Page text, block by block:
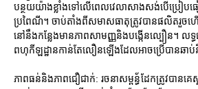
បន្ថយយ៉ាងខ្លាំងទៅលើពេលវេលាសាងសង់បើប្រៀប
ប្រពៃណី។ ចាប់តាំងពីសមាសធាតុត្រូវបានផលិតរួចហើ
នៅនឹងកន្លែងមានភាពសាមញ្ញនិងបង្កើនល្បឿន។ លទ្
ពហុកីឡដ្ឋានកាន់តែលឿនឡើងដែលអាចប្រើបានឆា
ភាពធន់និងភាពជឿជាក់: រចនាសម្ពន្ធ័ដែកត្រូវបានគ